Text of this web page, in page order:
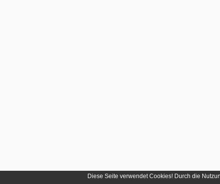
Diese Seite verwendet Cookies! Durch die